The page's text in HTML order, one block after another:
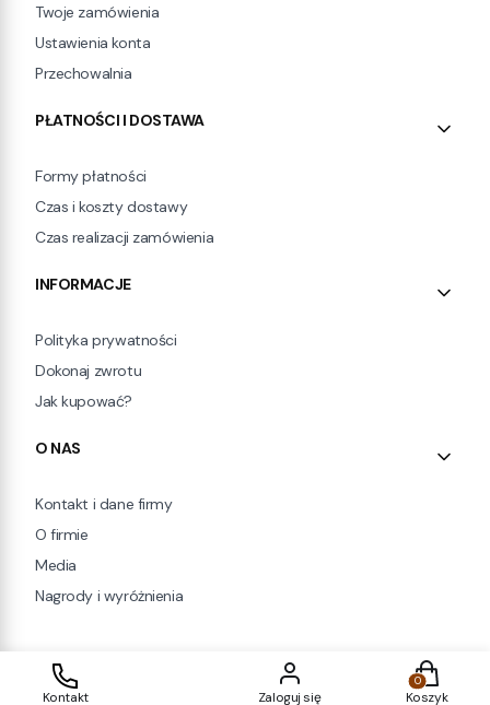
Twoje zamówienia
Ustawienia konta
Przechowalnia
PŁATNOŚCI I DOSTAWA
Formy płatności
Czas i koszty dostawy
Czas realizacji zamówienia
INFORMACJE
Polityka prywatności
Dokonaj zwrotu
Jak kupować?
O NAS
Kontakt i dane firmy
O firmie
Media
Nagrody i wyróżnienia
Shoper Premium
Kontakt Zaloguj się
Produkty
Koszyk